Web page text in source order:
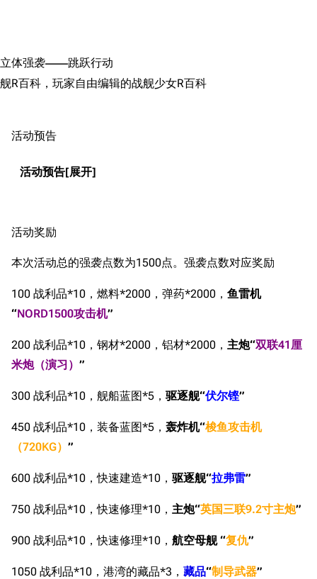
立体强袭——跳跃行动
舰R百科，玩家自由编辑的战舰少女R百科
活动预告
活动预告
活动奖励
本次活动总的强袭点数为1500点。强袭点数对应奖励
100 战利品*10，燃料*2000，弹药*2000， 鱼雷机
“NORD1500攻击机”
200 战利品*10，钢材*2000，铝材*2000， 主炮“双联41厘
米炮（演习） ”
300 战利品*10，舰船蓝图*5， 驱逐舰“伏尔铿”
450 战利品*10，装备蓝图*5， 轰炸机“梭鱼攻击机
（720KG） ”
600 战利品*10，快速建造*10， 驱逐舰“拉弗雷”
750 战利品*10，快速修理*10， 主炮“英国三联9.2寸主炮”
900 战利品*10，快速修理*10， 航空母舰 “复仇”
1050 战利品*10，港湾的藏品*3， 藏品“制导武器”